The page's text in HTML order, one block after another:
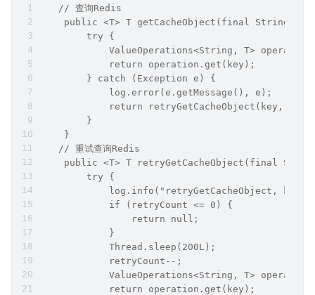
   // 查询Redis
public <T> T getCacheObject(final String
        try {
ValueOperations<String, T>
            return operation.get(key);
        } catch (Exception e) {
            log.error(e.getMessage(), e);
            return retryGetCacheObject(key, 3);
        }
    }
   // 重试查询Redis
public <T> T retryGetCacheObject(final
        try {
log.info("retryGetCacheObject,
            if (retryCount <= 0) {
                return null;
            }
            Thread.sleep(200L);
            retryCount--;
ValueOperations<String, T>
            return operation.get(key);